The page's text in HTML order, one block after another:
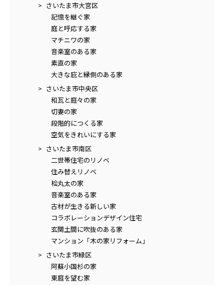
さいたま市大宮区
記憶を継ぐ家
庭と呼応する家
マチニワの家
音楽室のある家
素直の家
大きな庇と縁側のある家
さいたま市中央区
和瓦と庭々の家
切妻の家
段階的につくる家
空気をきれいにする家
さいたま市南区
二世帯住宅のリノベ
住み替えリノベ
桧丸太の家
音楽室のある家
古材が生きる新しい家
コラボレーションデザイン住宅
玄関土間に吹抜のある家
マンション「木の家リフォーム」
さいたま市緑区
阿蘇小国杉の家
東庭を望む家